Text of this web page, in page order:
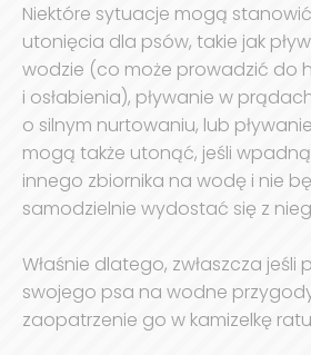
Niektóre sytuacje mogą
utonięcia dla psów, takie jak
wodzie (co może prowadzić do
i osłabienia), pływanie w
o silnym nurtowaniu, lub
mogą także utonąć, jeśli
innego zbiornika na wodę i nie
samodzielnie wydostać się z
Właśnie dlatego, zwłaszcza jeśli
swojego psa na wodne
zaopatrzenie go w kamizelkę